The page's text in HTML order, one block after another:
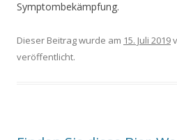
Symptombekämpfung.
Dieser Beitrag wurde am 15. Juli 2019
veröffentlicht.